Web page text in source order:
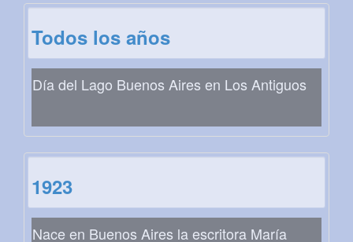
Todos los años
Día del Lago Buenos Aires en Los Antiguos
1923
Nace en Buenos Aires la escritora María